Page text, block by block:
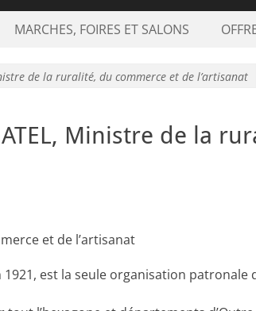
MARCHES, FOIRES ET SALONS
de la ruralité, du commerce et de l’artisanat
Ministre de la
et de l’artisanat
est la seule organisation